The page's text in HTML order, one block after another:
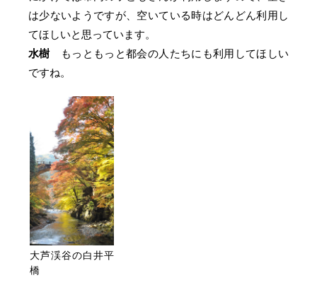
は少ないようですが、空いている時はどんどん利用し
てほしいと思っています。
水樹もっともっと都会の人たちにも利用してほしい
ですね。
大芦渓谷の白井平
橋